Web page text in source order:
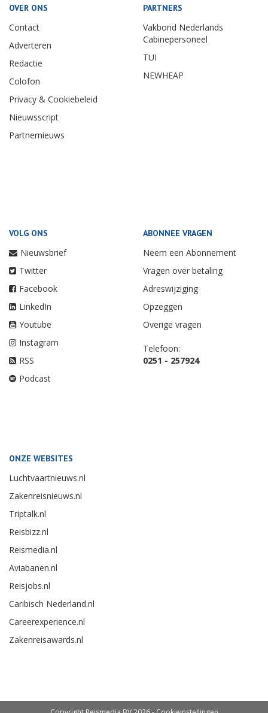
OVER ONS
Contact
Adverteren
Redactie
Colofon
Privacy & Cookiebeleid
Nieuwsscript
Partnernieuws
PARTNERS
Vakbond Nederlands
Cabinepersoneel
TUI
NEWHEAP
VOLG ONS
Nieuwsbrief
Twitter
Facebook
LinkedIn
Youtube
Instagram
RSS
Podcast
ABONNEE VRAGEN
Neem een Abonnement
Vragen over betaling
Adreswijziging
Opzeggen
Overige vragen
Telefoon:
0251 - 257924
ONZE WEBSITES
Luchtvaartnieuws.nl
Zakenreisnieuws.nl
Triptalk.nl
Reisbizz.nl
Reismedia.nl
Aviabanen.nl
Reisjobs.nl
Caribisch Nederland.nl
Careerexperience.nl
Zakenreisawards.nl